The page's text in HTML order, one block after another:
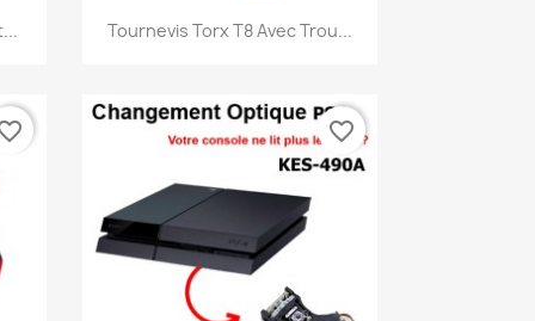
Aperçu rapide
Tournevis Torx T8 Avec Trou...
favorite_border